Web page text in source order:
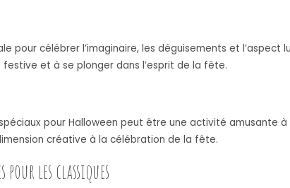
pour célébrer l’imaginaire, les déguisements et l’aspect
et à se plonger dans l’esprit de la fête.
pour Halloween peut être une activité amusante
créative à la célébration de la fête.
les classiques